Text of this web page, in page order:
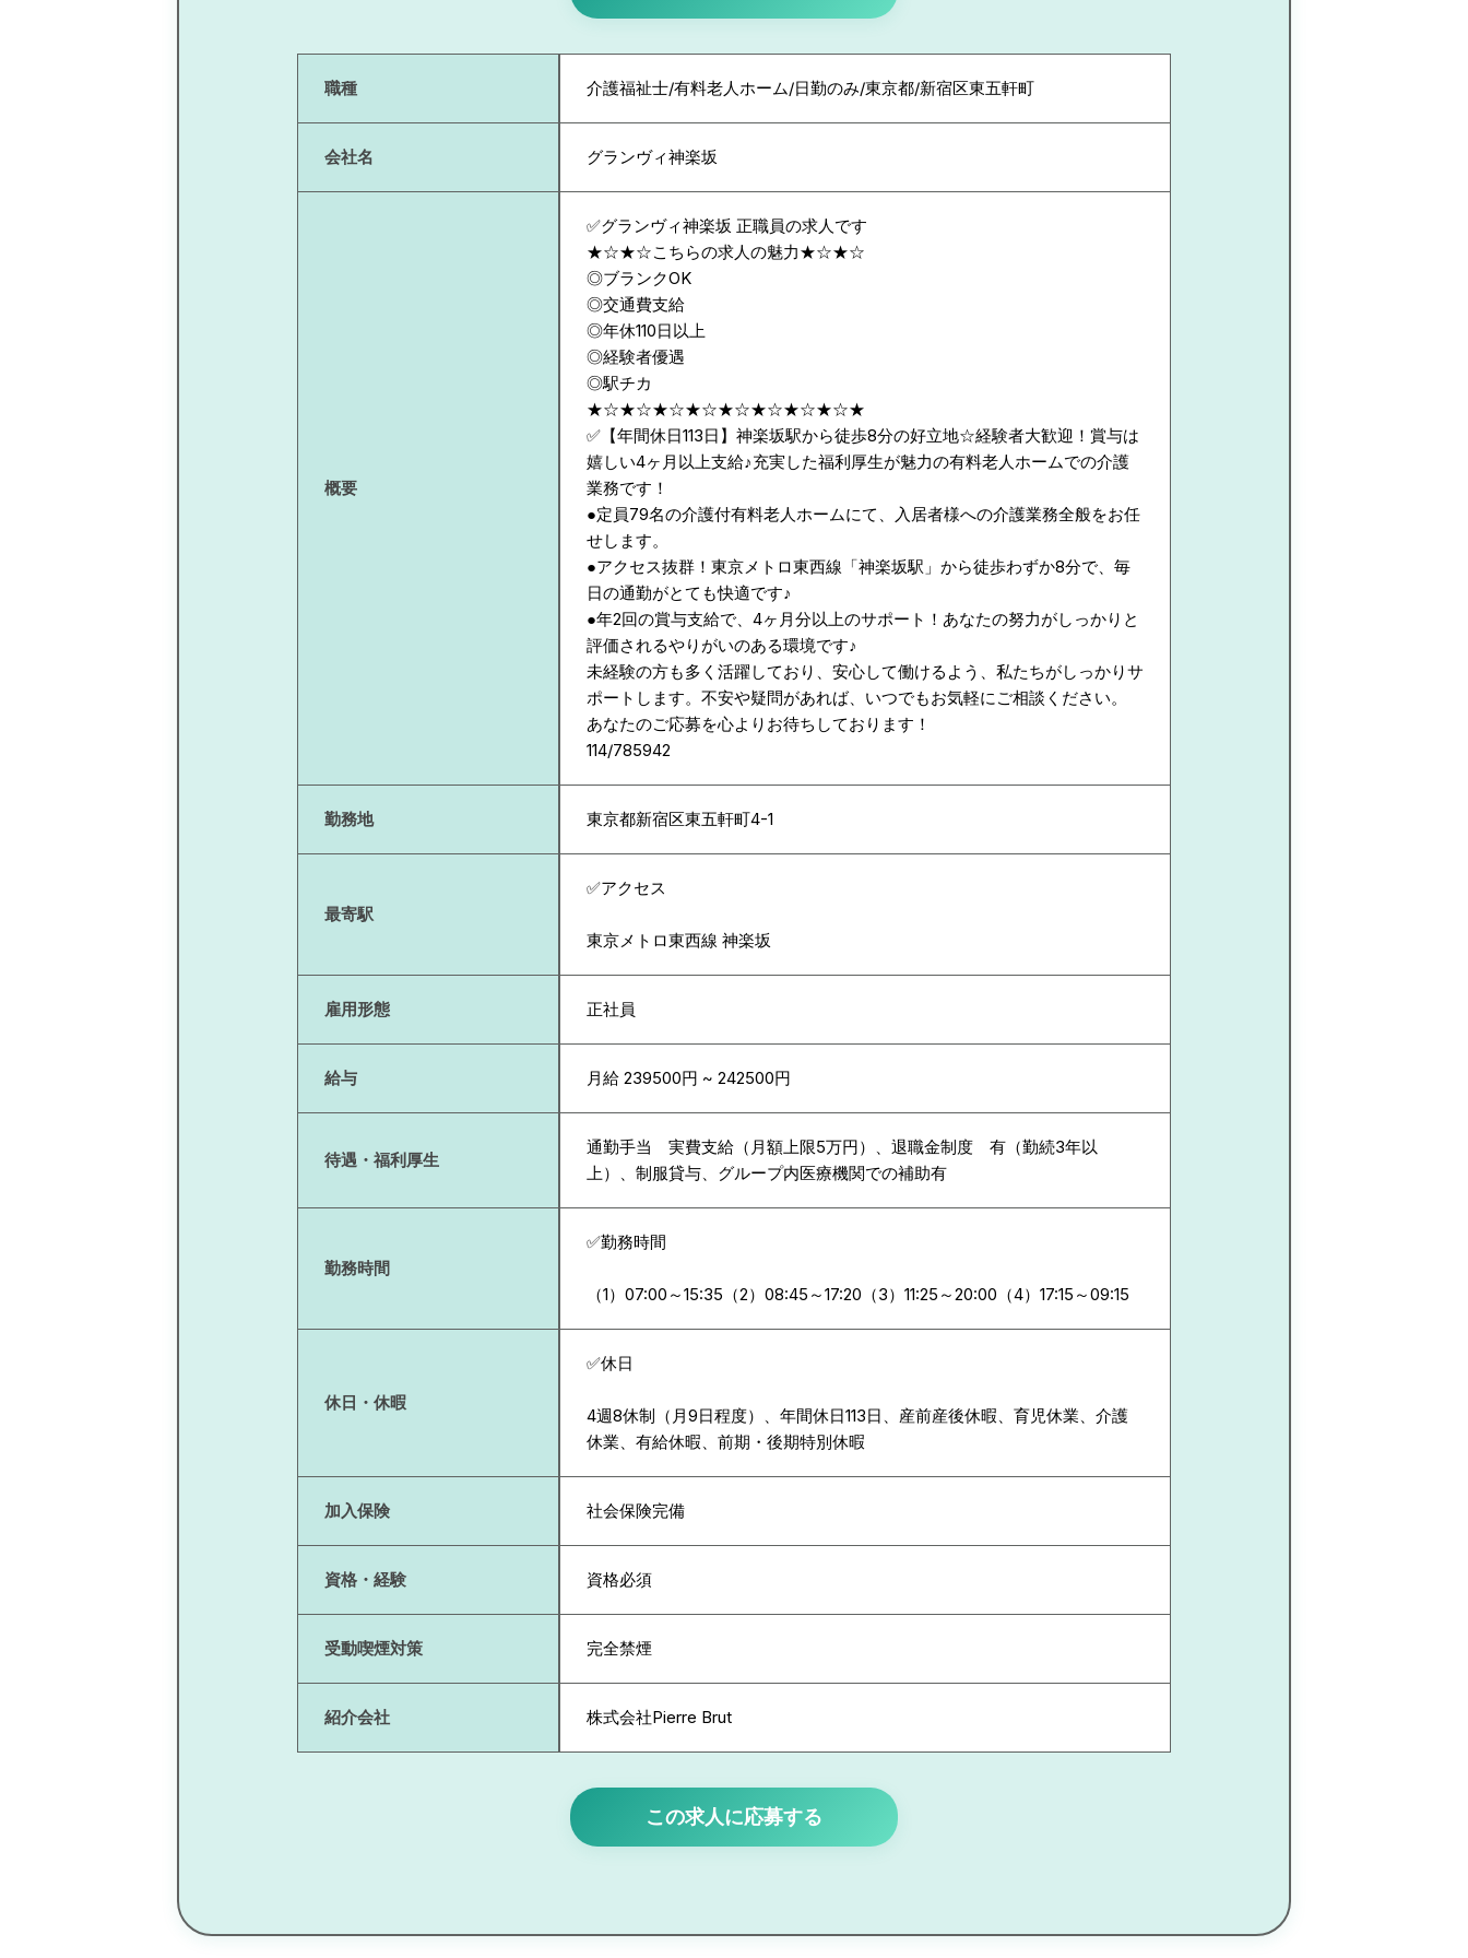
職種 介護福祉士/有料老人ホーム/日勤のみ/東京都/新宿区東五軒町
会社名 グランヴィ神楽坂
概要
✅グランヴィ神楽坂 正職員の求人です
★☆★☆こちらの求人の魅力★☆★☆
◎ブランクOK
◎交通費支給
◎年休110日以上
◎経験者優遇
◎駅チカ
★☆★☆★☆★☆★☆★☆★☆★☆★
✅【年間休日113日】神楽坂駅から徒歩8分の好立地☆経験者大歓迎！賞与は
嬉しい4ヶ月以上支給♪充実した福利厚生が魅力の有料老人ホームでの介護
業務です！
●定員79名の介護付有料老人ホームにて、入居者様への介護業務全般をお任
せします。
●アクセス抜群！東京メトロ東西線「神楽坂駅」から徒歩わずか8分で、毎
日の通勤がとても快適です♪
●年2回の賞与支給で、4ヶ月分以上のサポート！あなたの努力がしっかりと
評価されるやりがいのある環境です♪
未経験の方も多く活躍しており、安心して働けるよう、私たちがしっかりサ
ポートします。不安や疑問があれば、いつでもお気軽にご相談ください。
あなたのご応募を心よりお待ちしております！
114/785942
勤務地 東京都新宿区東五軒町4-1
最寄駅
✅アクセス
東京メトロ東西線 神楽坂
雇用形態 正社員
給与 月給 239500円 ~ 242500円
待遇・福利厚生
通勤手当 実費支給（月額上限5万円）、退職金制度 有（勤続3年以
上）、制服貸与、グループ内医療機関での補助有
勤務時間
✅勤務時間
（1）07:00～15:35（2）08:45～17:20（3）11:25～20:00（4）17:15～09:15
休日・休暇
✅休日
4週8休制（月9日程度）、年間休日113日、産前産後休暇、育児休業、介護
休業、有給休暇、前期・後期特別休暇
加入保険 社会保険完備
資格・経験 資格必須
受動喫煙対策 完全禁煙
紹介会社 株式会社Pierre Brut
この求人に応募する